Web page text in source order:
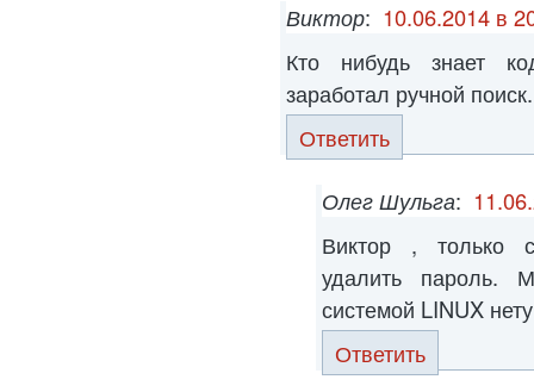
Виктор: 10.06.2014 в
Кто нибудь знает
заработал ручной поиск.
Ответить
Олег Шульга:
Виктор , только
удалить пароль.
системой LINUX
Ответить